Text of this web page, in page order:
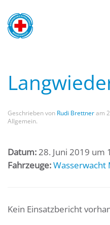
Zum Hauptinhalt
Geschrieben von Rudi Brettneram
Allgemein.
Datum:28. Juni 2019 um
Fahrzeuge:Wasserwacht
Kein Einsatzbericht